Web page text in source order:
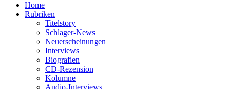
Home
Rubriken
Titelstory
Schlager-News
Neuerscheinungen
Interviews
Biografien
CD-Rezension
Kolumne
Audio-Interviews